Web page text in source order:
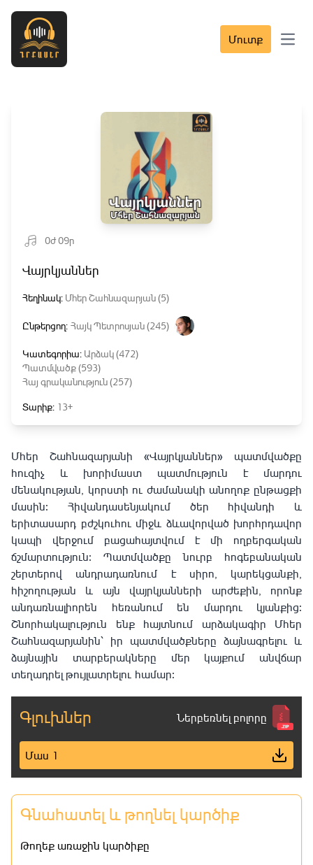
Մուտք Open
0ժ 09ր
Վայրկյաններ
Հեղինակ: Մհեր Շահնազարյան (5)
Ընթերցող: Հայկ Պետրոսյան (245)
Կատեգորիա: Արձակ (472)
Պատմվածք (593)
Հայ գրականություն (257)
Տարիք: 13+
Մհեր Շահնազարյանի «Վայրկյաններ» պատմվածքը
հուզիչ
և խորիմաստ պատմություն է
մարդու
մենակության, կորստի ու ժամանակի անողոք ընթացքի
մասին։
Հիվանդասենյակում ծեր հիվանդի
և
երիտասարդ բժշկուհու միջև ձևավորված խորհրդավոր
կապի
վերջում բացահայտվում է մի
ողբերգական
ճշմարտություն։
Պատմվածքը նուրբ
հոգեբանական
շերտերով
անդրադառնում է սիրո, կարեկցանքի,
հիշողության
և այն վայրկյանների արժեքին, որոնք
անդառնալիորեն
հեռանում են մարդու
կյանքից։
Շնորհակալություն ենք հայտնում արձակագիր Մհեր
Շահնազարյանին՝ իր պատմվածքները ձայնագրելու և
ձայնային տարբերակները մեր կայքում անվճար
տեղադրել թույլատրելու համար։
Գլուխներ Ներբեռնել բոլորը
Մաս 1
Գնահատել և թողնել կարծիք
Թողեք առաջին կարծիքը